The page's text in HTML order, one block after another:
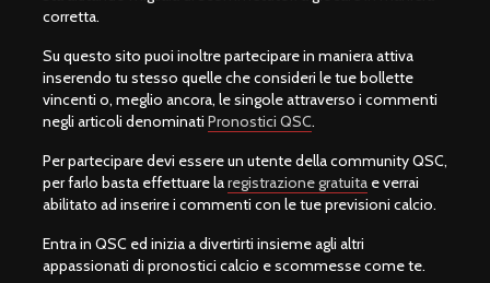
corretta.
Su questo sito puoi inoltre partecipare in maniera attiva
inserendo tu stesso quelle che consideri le tue bollette
vincenti o, meglio ancora, le singole attraverso i commenti
negli articoli denominati Pronostici QSC.
Per partecipare devi essere un utente della community QSC,
per farlo basta effettuare laregistrazione gratuita e verrai
abilitato ad inserire i commenti con le tue previsioni calcio.
Entra in QSC ed inizia a divertirti insieme agli altri
appassionati di pronostici calcio e scommesse come te.